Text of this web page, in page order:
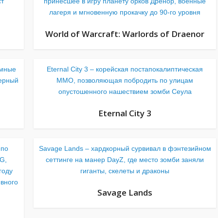
лагеря и мгновенную прокачку до 90-го уровня
World of Warcraft: Warlords of Draenor
Eternal City 3 – корейская постапокалиптическая
MMO, позволяющая побродить по улицам
опустошенного нашествием зомби Сеула
Eternal City 3
Savage Lands – хардкорный сурвивал в фэнтезийном
сеттинге на манер DayZ, где место зомби заняли
гиганты, скелеты и драконы
Savage Lands